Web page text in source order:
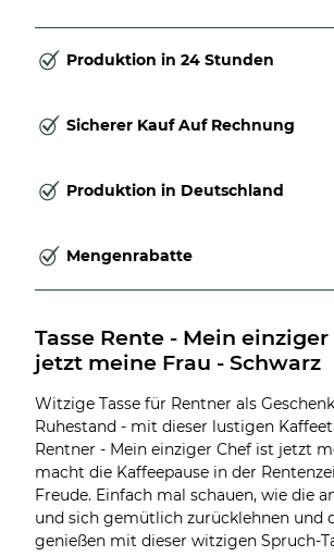
Produktion in 24 Stunden
Sicherer Kauf Auf Rechnung
Produktion in Deutschland
Mengenrabatte
Tasse Rente - Mein
jetzt meine Frau - Schwarz
Witzige Tasse für Rentner als
Ruhestand - mit dieser lustigen
Rentner - Mein einziger Chef ist jetzt
macht die Kaffeepause in der
Freude. Einfach mal schauen, wie die
und sich gemütlich zurücklehnen und
genießen mit dieser witzigen Spruch-